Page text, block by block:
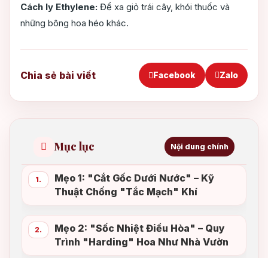
Cách ly Ethylene: Để xa giỏ trái cây, khói thuốc và
những bông hoa héo khác.
Chia sẻ bài viết Facebook Zalo
Mục lục Nội dung chính
1.
Mẹo 1: "Cắt Gốc Dưới Nước" – Kỹ
Thuật Chống "Tắc Mạch" Khí
2.
Mẹo 2: "Sốc Nhiệt Điều Hòa" – Quy
Trình "Harding" Hoa Như Nhà Vườn